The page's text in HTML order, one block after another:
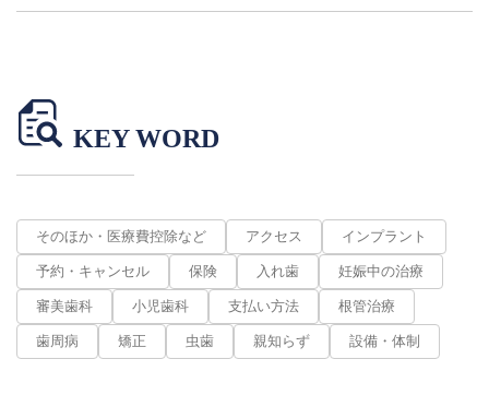
KEY WORD
そのほか・医療費控除など アクセス インプラント
予約・キャンセル 保険 入れ歯 妊娠中の治療
審美歯科 小児歯科 支払い方法 根管治療
歯周病 矯正 虫歯 親知らず 設備・体制